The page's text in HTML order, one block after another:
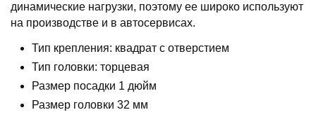
динамические нагрузки, поэтому ее широко используют
на производстве и в автосервисах.
Тип крепления: квадрат с отверстием
Тип головки: торцевая
Размер посадки 1 дюйм
Размер головки 32 мм